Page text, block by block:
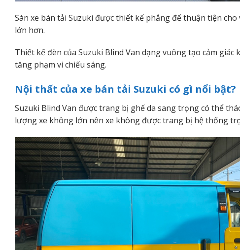
Sàn xe bán tải Suzuki được thiết kế phẳng để thuận tiện
lớn hơn.
Thiết kế đèn của Suzuki Blind Van dạng vuông tạo cảm
tăng phạm vi chiếu sáng.
Nội thất của xe bán tải Suzuki có gì nổi bật?
Suzuki Blind Van được trang bị ghế da sang trọng có thể
lượng xe không lớn nên xe không được trang bị hệ thống